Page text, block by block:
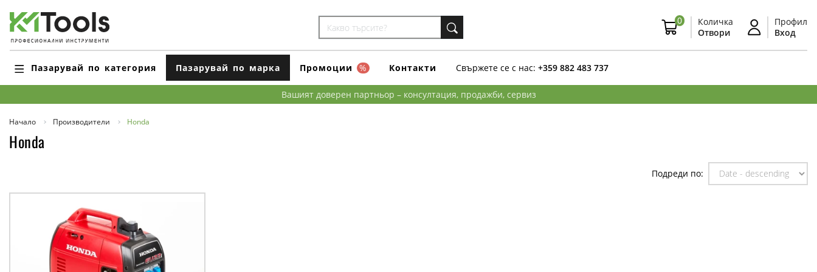
0
Количка
Отвори
Профил
Вход
Пазарувай по категория Пазарувай по марка Промоции % Контакти Свържете се с нас: +359 882 483 737
Вашият доверен партньор – консултация, продажби, сервиз
Начало Производители Honda
Honda
Подреди по: